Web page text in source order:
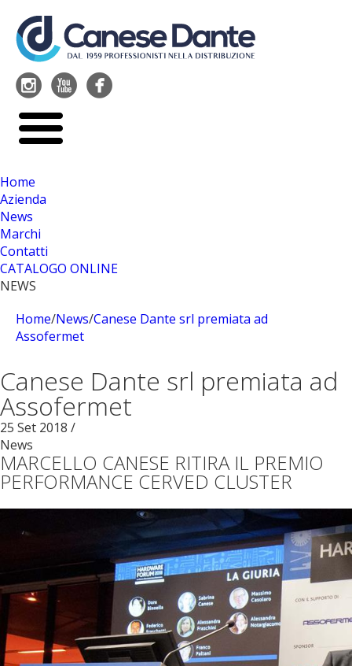
  
Home
Azienda
News
Marchi
Contatti
CATALOGO ONLINE
NEWS
Home/News/Canese Dante srl premiata ad
Assofermet
Canese Dante srl premiata ad
Assofermet
25 Set 2018 /
News
MARCELLO CANESE RITIRA IL PREMIO
PERFORMANCE CERVED CLUSTER